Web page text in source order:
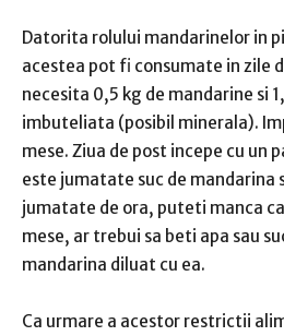
Datorita rolului mandarinelor in
acestea pot fi consumate in zile
necesita 0,5 kg de mandarine si
imbuteliata (posibil minerala).
mese. Ziua de post incepe cu un
este jumatate suc de mandarina
jumatate de ora, puteti manca
mese, ar trebui sa beti apa sau
mandarina diluat cu ea.
Ca urmare a acestor restrictii